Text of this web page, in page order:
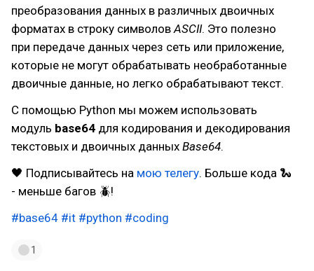
преобразования данных в различных двоичных
форматах в строку символов ASCII. Это полезно
при передаче данных через сеть или приложение,
которые не могут обрабатывать необработанные
двоичные данные, но легко обрабатывают текст.
С помощью Python мы можем использовать
модуль base64 для кодирования и декодирования
текстовых и двоичных данных Base64.
🖤 Подписывайтесь на мою телегу. Больше кода 🐍
- меньше багов 🪲!
#base64 #it #python #coding
1